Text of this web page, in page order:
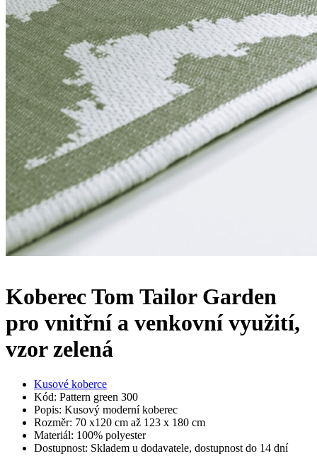
Koberec Tom Tailor Garden
pro vnitřní a venkovní využití,
vzor zelená
Kusové koberce
Kód: Pattern green 300
Popis: Kusový moderní koberec
Rozměr: 70 x120 cm až 123 x 180 cm
Materiál: 100% polyester
Dostupnost: Skladem u dodavatele, dostupnost do 14 dní